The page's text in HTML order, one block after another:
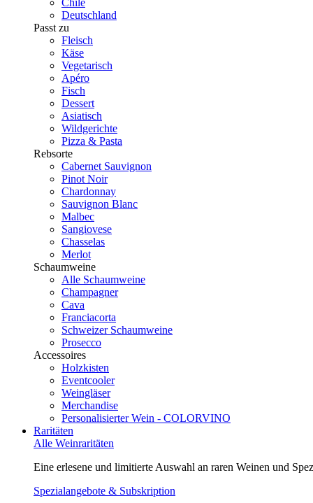
Chile
Deutschland
Passt zu
Fleisch
Käse
Vegetarisch
Apéro
Fisch
Dessert
Asiatisch
Wildgerichte
Pizza & Pasta
Rebsorte
Cabernet Sauvignon
Pinot Noir
Chardonnay
Sauvignon Blanc
Malbec
Sangiovese
Chasselas
Merlot
Schaumweine
Alle Schaumweine
Champagner
Cava
Franciacorta
Schweizer Schaumweine
Prosecco
Accessoires
Holzkisten
Eventcooler
Weingläser
Merchandise
Personalisierter Wein - COLORVINO
Raritäten
Alle Weinraritäten
Eine erlesene und limitierte Auswahl an raren Weinen und
Spezialangebote & Subskription